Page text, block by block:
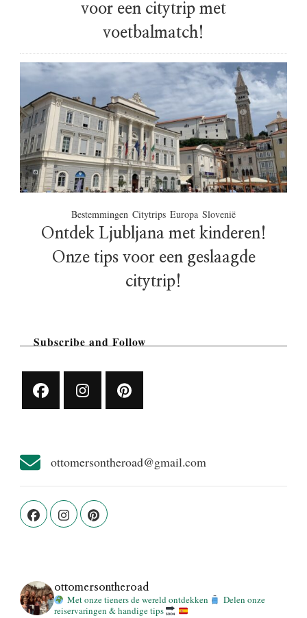
voor een citytrip met
voetbalmatch!
Bestemmingen Citytrips Europa Slovenië
Ontdek Ljubljana met kinderen!
Onze tips voor een geslaagde
citytrip!
Subscribe and Follow
ottomersontheroad@gmail.com
ottomersontheroad
Met onze tieners de wereld ontdekken
Delen onze
reiservaringen & handige tips